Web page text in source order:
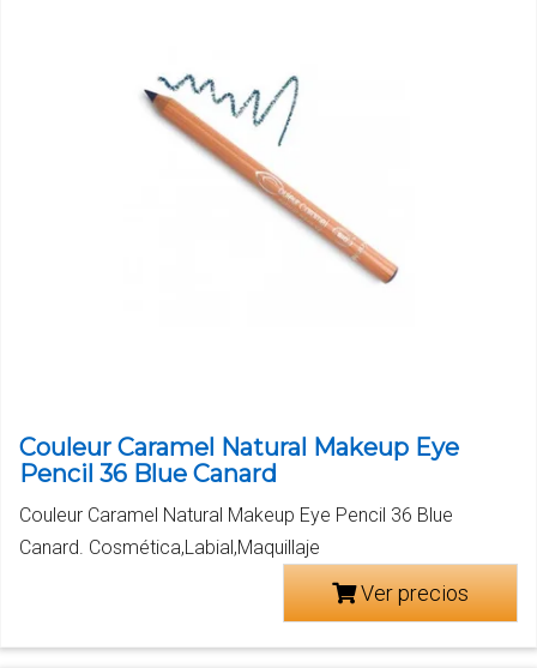
Couleur Caramel Natural Makeup Eye
Pencil 36 Blue Canard
Couleur Caramel Natural Makeup Eye Pencil 36 Blue
Canard. Cosmética,Labial,Maquillaje
Ver precios